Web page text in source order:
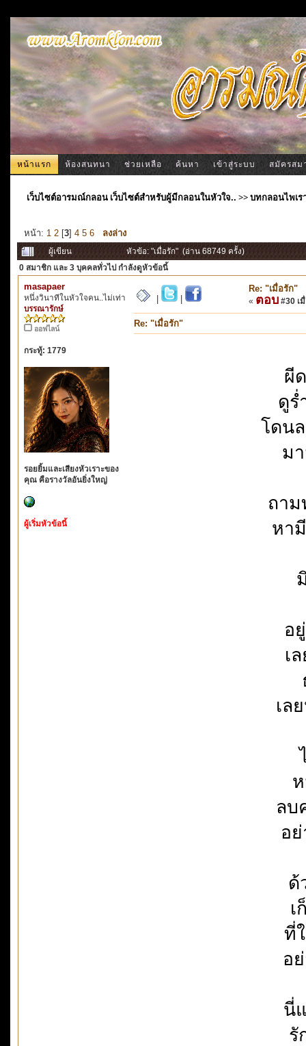
หน้าแรก ห้องสนทนา ช่วยเหลือ ค้นหา เข้าสู่ระบบ สมัครสม
เว็บไซต์อารมณ์กลอน เว็บไซต์สำหรับผู้มีกลอนในหัวใจ.. >>บทกลอนไพเร
หน้า: 1 2 [3] 4 5 6 ลงล่าง
ผู้เขียน
หัวข้อ: "เมื่อรัก" (อ่าน 68749 ครั้ง)
0 สมาชิก และ 3 บุคคลทั่วไป กำลังดูหัวข้อนี้
masapaer
หนึ่งวินาทีในหัวใจคน..ไม่เท่า
บรรณารักษ์
ออฟไลน์
กระทู้: 1779
รอยยิ้มและเสียงหัวเราะของ
คุณ คือรางวัลอันยิ่งใหญ่
ผู้เริ่มหัวข้อนี้
Re: "เมื่อรัก"
« ตอบ #30 เ
Re: "เมื่อรัก"
ผี
ดูร่
โดน
ม
ถาม
หา
อ
เ
เล
ลบ
อ
ด้
เ
ที่
อ
นี่
รั